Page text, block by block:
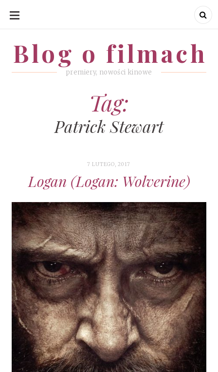
SKIP
CONTENT
Blog o filmach
premiery, nowości kinowe
Blog o filmach
Tag:
Patrick Stewart
7 LUTEGO, 2017
Logan (Logan: Wolverine)